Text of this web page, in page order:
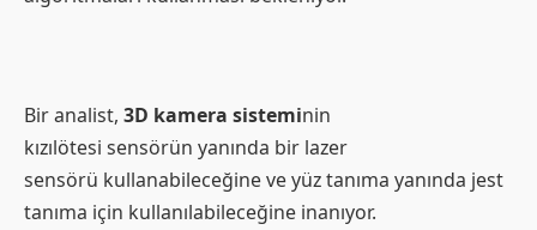
Bir analist, 3D kamera sisteminin
kızılötesi sensörün yanında bir lazer
sensörü kullanabileceğine ve yüz tanıma yanında jest
tanıma için kullanılabileceğine inanıyor.